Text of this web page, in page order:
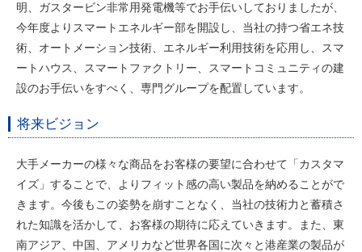
明、ガスタービン非常用発電機等でお手伝いしておりましたが、
今年度よりスマートエネルギー部を開設し、当社の持つ省エネ技
術、オートメーション技術、エネルギー利用技術を応用し、スマ
ートハウス、スマートファクトリー、スマートコミュニティの建
設のお手伝いをすべく、専門グループを配置しています。
将来ビジョン
大手メーカーの様々な商品をお客様の要望に合わせて「カスタマ
イズ」することで、よりフィット感の高い製品を納めることがで
きます。今後もこの姿勢を崩すことなく、当社の技術力と蓄積さ
れた知識を活かして、お客様の期待に応えていきます。また、東
南アジア、中国、アメリカなど世界各国に次々と港産業の製品が